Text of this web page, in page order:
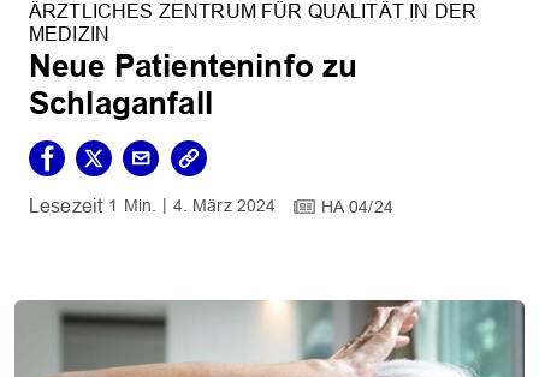
ÄRZTLICHES ZENTRUM FÜR QUALITÄT IN DER
MEDIZIN
Neue Patienteninfo zu
Schlaganfall
1 Min. 4. März 2024 HA 04/24